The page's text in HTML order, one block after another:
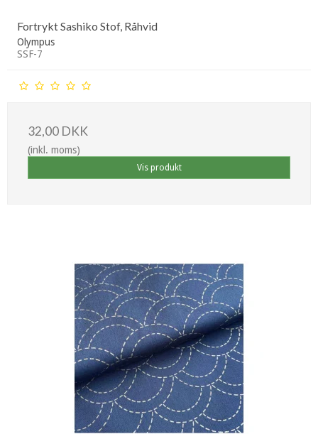
Fortrykt Sashiko Stof, Råhvid
Olympus
SSF-7
32,00 DKK
(inkl. moms)
Vis produkt